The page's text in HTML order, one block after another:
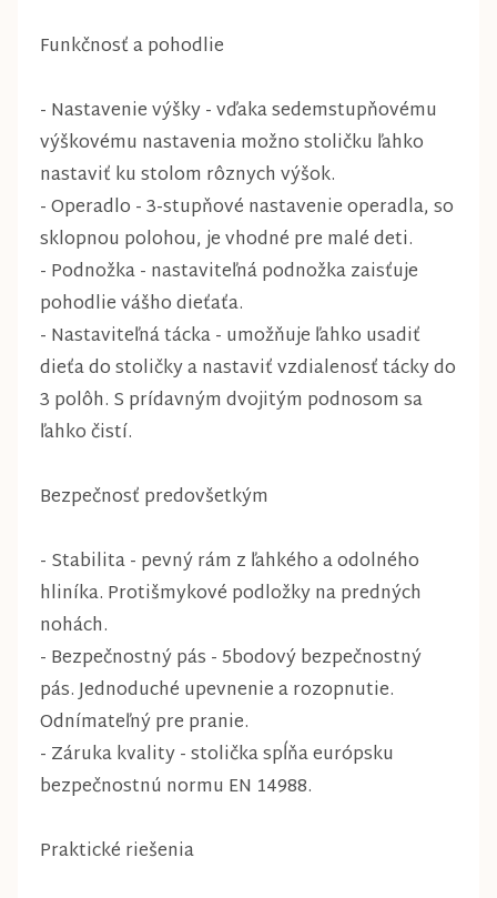
Funkčnosť a pohodlie
- Nastavenie výšky - vďaka sedemstupňovému
výškovému nastavenia možno stoličku ľahko
nastaviť ku stolom rôznych výšok.
- Operadlo - 3-stupňové nastavenie operadla, so
sklopnou polohou, je vhodné pre malé deti.
- Podnožka - nastaviteľná podnožka zaisťuje
pohodlie vášho dieťaťa.
- Nastaviteľná tácka - umožňuje ľahko usadiť
dieťa do stoličky a nastaviť vzdialenosť tácky do
3 polôh. S prídavným dvojitým podnosom sa
ľahko čistí.
Bezpečnosť predovšetkým
- Stabilita - pevný rám z ľahkého a odolného
hliníka. Protišmykové podložky na predných
nohách.
- Bezpečnostný pás - 5bodový bezpečnostný
pás. Jednoduché upevnenie a rozopnutie.
Odnímateľný pre pranie.
- Záruka kvality - stolička spĺňa európsku
bezpečnostnú normu EN 14988.
Praktické riešenia